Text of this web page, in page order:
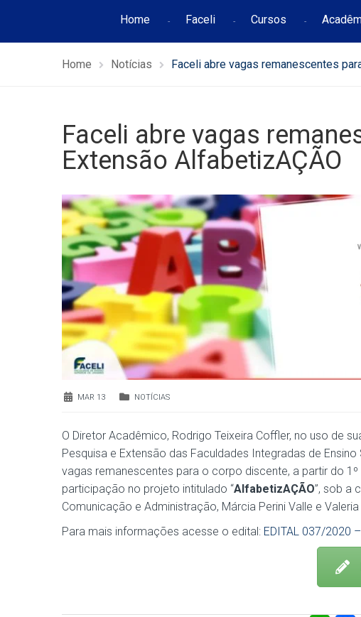
Home Faceli Cursos
Home Notícias Faceli abre vagas remanescentes
Faceli abre vagas
Extensão AlfabetizAÇÃO
MAR 13 NOTÍCIAS
O Diretor Acadêmico, Rodrigo Teixeira Coffler, no uso de
Pesquisa e Extensão das Faculdades Integradas de
vagas remanescentes para o corpo discente, a partir do
participação no projeto intitulado “AlfabetizAÇÃO”, sob a
Comunicação e Administração, Márcia Perini Valle e
Para mais informações acesse o edital: EDITAL 037/2020